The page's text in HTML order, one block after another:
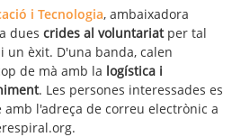
i Tecnologia, ambaixadora
dues crides al voluntariat per tal
èxit. D'una banda, calen
de mà amb la logística i
. Les persones interessades es
l'adreça de correu electrònic a